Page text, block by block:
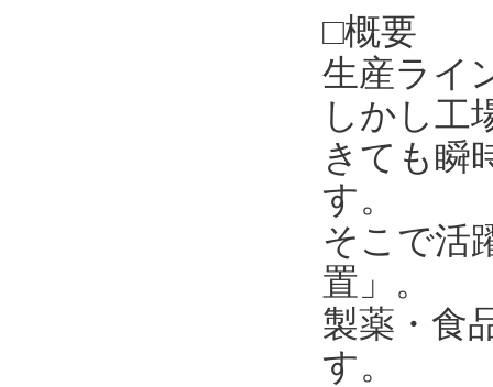
□概要
生産ライ
しかし工
きても瞬
す。
そこで活
置」。
製薬・食
す。